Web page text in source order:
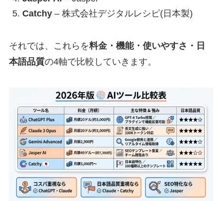
Catchy– 株式会社デジタルレシピ(日本製)
それでは、これらを料金・機能・使いやすさ・日
本語品質の4軸で比較していきます。